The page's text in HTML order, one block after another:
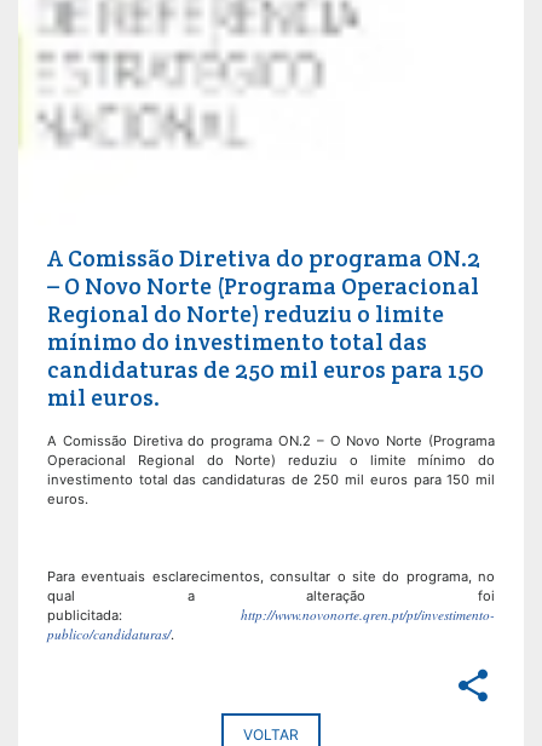
A Comissão Diretiva do programa ON.2
– O Novo Norte (Programa Operacional
Regional do Norte) reduziu o limite
mínimo do investimento total das
candidaturas de 250 mil euros para 150
mil euros.
A Comissão Diretiva do programa ON.2 – O Novo Norte (Programa
Operacional Regional do Norte) reduziu o limite mínimo do
investimento total das candidaturas de 250 mil euros para 150 mil
euros.
Para eventuais esclarecimentos, consultar o site do programa, no
qual a alteração foi
publicitada: http://www.novonorte.qren.pt/pt/investimento-
publico/candidaturas/.
share
VOLTAR